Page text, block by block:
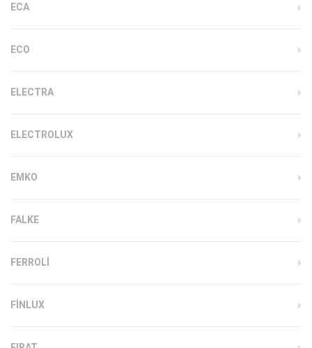
ECA
ECO
ELECTRA
ELECTROLUX
EMKO
FALKE
FERROLI
FINLUX